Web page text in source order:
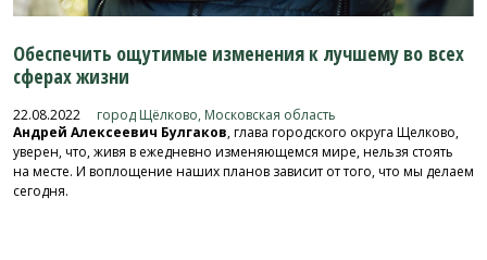
Обеспечить ощутимые изменения к лучшему во всех
сферах жизни
22.08.2022 город Щёлково, Московская область
Андрей Алексеевич Булгаков, глава городского округа Щелково,
уверен, что, живя в ежедневно изменяющемся мире, нельзя стоять
на месте. И воплощение наших планов зависит от того, что мы делаем
сегодня.